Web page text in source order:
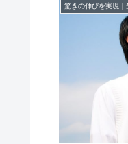
驚きの伸びを実現｜